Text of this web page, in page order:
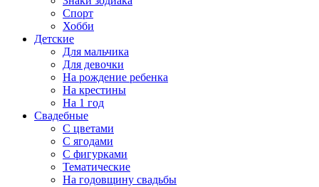
Спорт
Хобби
Детские
Для мальчика
Для девочки
На рождение ребенка
На крестины
На 1 год
Свадебные
С цветами
С ягодами
С фигурками
Тематические
На годовщину свадьбы